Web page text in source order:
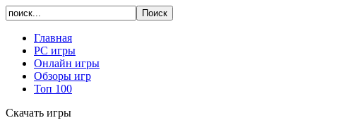
Главная
PC игры
Онлайн игры
Обзоры игр
Топ 100
Скачать игры